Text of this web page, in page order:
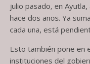
julio pasado, en
hace dos años. Ya
cada una, está
Esto también pone en
instituciones del